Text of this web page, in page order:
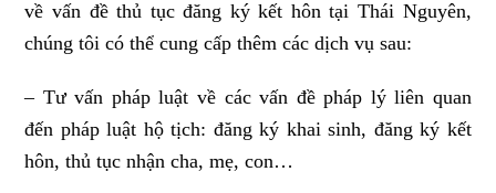
về vấn đề thủ tục đăng ký kết hôn tại Thái Nguyên,
chúng tôi có thể cung cấp thêm các dịch vụ sau:
– Tư vấn pháp luật về các vấn đề pháp lý liên quan
đến pháp luật hộ tịch: đăng ký khai sinh, đăng ký kết
hôn, thủ tục nhận cha, mẹ, con…